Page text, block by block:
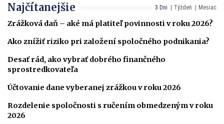
3 Dni Týždeň Mesiac
Najčítanejšie
Zrážková daň – aké má platiteľ povinnosti v roku 2026?
Ako znížiť riziko pri založení spoločného podnikania?
Desať rád, ako vybrať dobrého finančného
sprostredkovateľa
Účtovanie dane vyberanej zrážkou v roku 2026
Rozdelenie spoločnosti s ručením obmedzeným v roku
2026